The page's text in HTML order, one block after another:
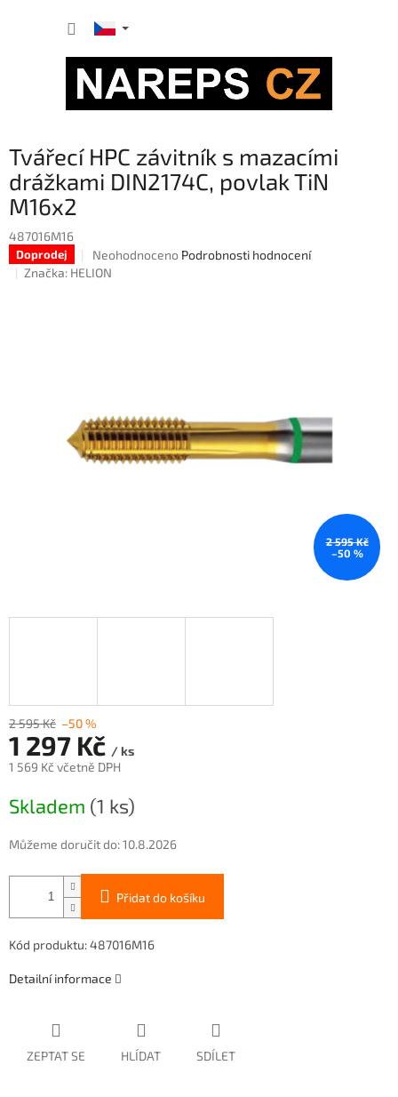
Tvářecí HPC závitník s mazacími
drážkami DIN2174C, povlak TiN
M16x2
487016M16
Doprodej
Průměrné
hodnocení
Neohodnoceno Podrobnosti hodnocení
Značka: HELION
2 595 Kč
–50 %
2 595 Kč –50 %
1 297 Kč / ks
1 569 Kč včetně DPH
cena:
Skladem (1 ks)
Můžeme doručit do:10.8.2026
Přidat do košíku
Kód produktu: 487016M16
Detailní informace
ZEPTAT SE HLÍDAT SDÍLET